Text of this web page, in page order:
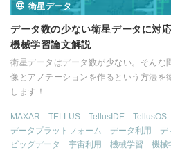
衛星データ
データ数の少ない衛星データに対
機械学習論文解説
衛星データはデータ数が少ない。そんな
像とアノテーションを作るという方法を
します！
MAXAR TELLUS TellusIDE TellusOS
データプラットフォーム
データ利用
デ
ビッグデータ
宇宙利用 機械学習 機械